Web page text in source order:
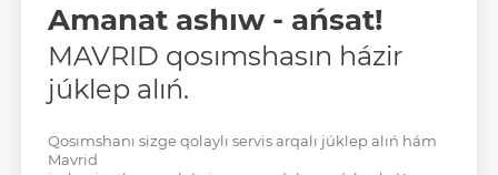
Amanat ashıw - ańsat!
MAVRID qosımshasın házir
júklep alıń.
Qosımshanı sizge qolaylı servis arqalı júklep alıń hám
Mavrid